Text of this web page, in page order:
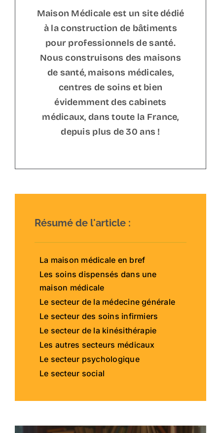
Maison Médicale est un site dédié
à la construction de bâtiments
pour professionnels de santé.
Nous construisons des maisons
de santé, maisons médicales,
centres de soins et bien
évidemment des cabinets
médicaux, dans toute la France,
depuis plus de 30 ans !
Résumé de l'article :
La maison médicale en bref
Les soins dispensés dans une
maison médicale
Le secteur de la médecine générale
Le secteur des soins infirmiers
Le secteur de la kinésithérapie
Les autres secteurs médicaux
Le secteur psychologique
Le secteur social